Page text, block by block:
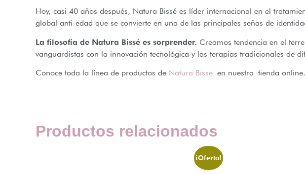
Hoy, casi 40 años después, Natura Bissé es líder internacional en el
global anti-edad que se convierte en una de las principales señas de
La filosofía de Natura Bissé es sorprender. Creamos tendencia en el
vanguardistas con la innovación tecnológica y las terapias tradicionales de
Conoce toda la línea de productos de Natura Bisse en nuestra tienda online.
Productos relacionados
¡Oferta!